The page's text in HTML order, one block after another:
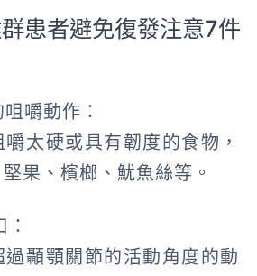
患者避免復發注意7件
嚼動作：
太硬或具有韌度的食物，
果、檳榔、魷魚絲等。
顳顎關節的活動角度的動